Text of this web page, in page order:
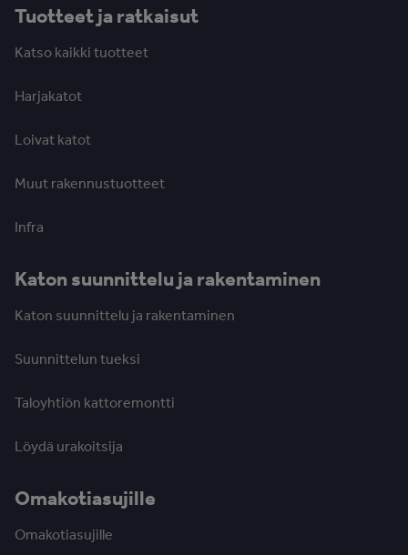
Tuotteet ja ratkaisut
Katso kaikki tuotteet
Harjakatot
Loivat katot
Muut rakennustuotteet
Infra
Katon suunnittelu ja rakentaminen
Katon suunnittelu ja rakentaminen
Suunnittelun tueksi
Taloyhtiön kattoremontti
Löydä urakoitsija
Omakotiasujille
Omakotiasujille